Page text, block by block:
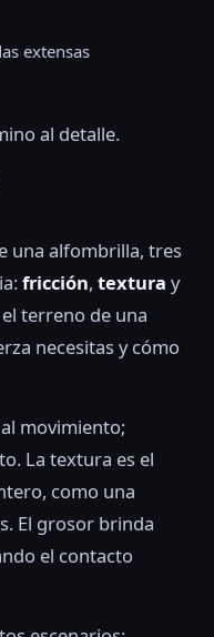
extensas
al detalle.
una alfombrilla, tres
fricción, textura y
terreno de una
necesitas y cómo
movimiento;
La textura es el
como una
El grosor brinda
el contacto